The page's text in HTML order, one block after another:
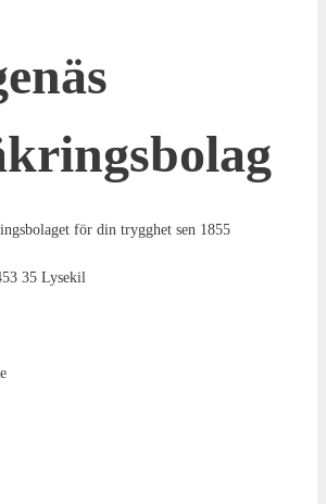
för din trygghet sen 1855
35 Lysekil